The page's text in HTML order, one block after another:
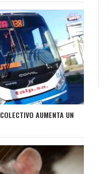
AUMENTA UN